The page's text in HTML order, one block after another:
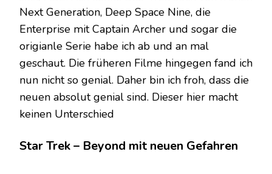
Next Generation, Deep Space Nine, die
Enterprise mit Captain Archer und sogar die
origianle Serie habe ich ab und an mal
geschaut. Die früheren Filme hingegen fand ich
nun nicht so genial. Daher bin ich froh, dass die
neuen absolut genial sind. Dieser hier macht
keinen Unterschied
Star Trek – Beyond mit neuen Gefahren